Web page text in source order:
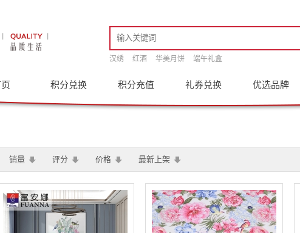
汉绣 红酒 华美月饼 端午礼盒
积分兑换 积分充值 礼券兑换 优选品牌
销量 评分 价格 最新上架